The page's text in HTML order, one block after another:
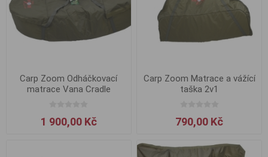
Carp Zoom Odháčkovací
matrace Vana Cradle
1 900,00 Kč
Carp Zoom Matrace a vážící
taška 2v1
790,00 Kč